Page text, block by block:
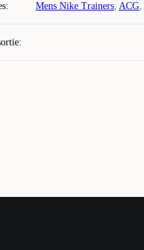
: Mens Nike Trainers, ACG,
: